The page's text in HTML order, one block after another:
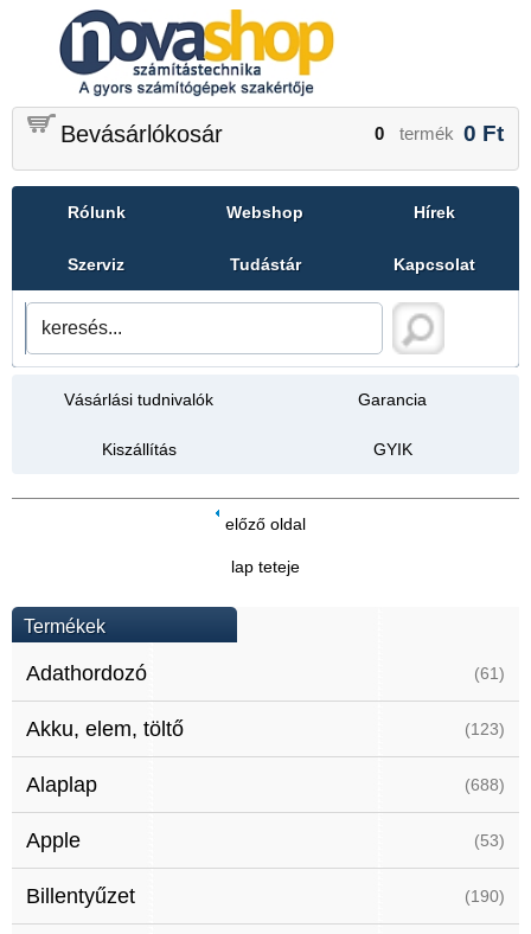
Bevásárlókosár 0 termék 0 Ft
Rólunk Webshop Hírek
Szerviz Tudástár Kapcsolat
Vásárlási tudnivalók Garancia
Kiszállítás GYIK
Termékek
Adathordozó (61)
Akku, elem, töltő (123)
Alaplap (688)
Apple (53)
Billentyűzet (190)
előző oldal
lap teteje